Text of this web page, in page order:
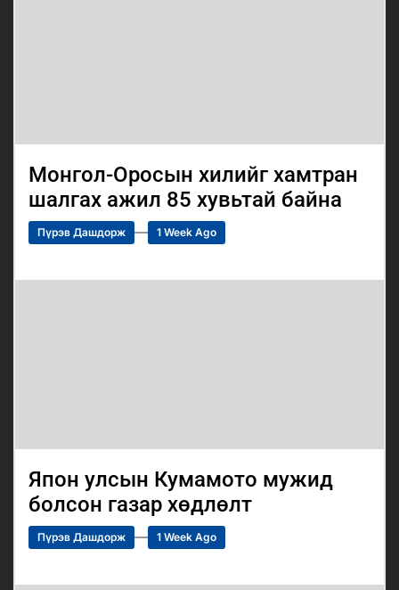
Монгол-Оросын хилийг хамтран
шалгах ажил 85 хувьтай байна
Пүрэв Дашдорж 1 Week Ago
Япон улсын Кумамото мужид
болсон газар хөдлөлт
Пүрэв Дашдорж 1 Week Ago